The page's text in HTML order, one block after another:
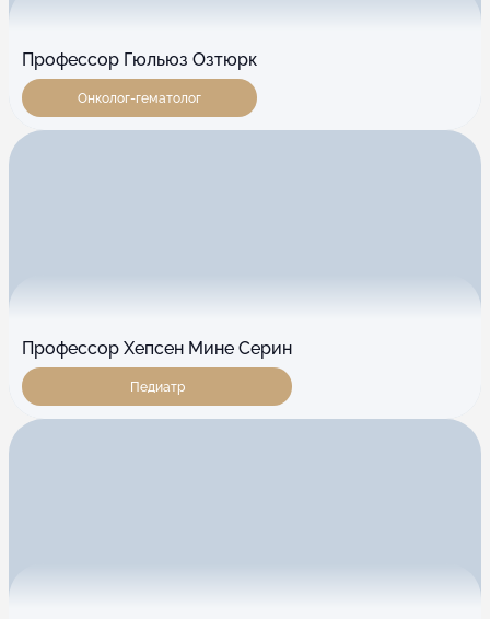
Профессор Гюльюз Озтюрк
Онколог-гематолог
Профессор Хепсен Мине Серин
Педиатр